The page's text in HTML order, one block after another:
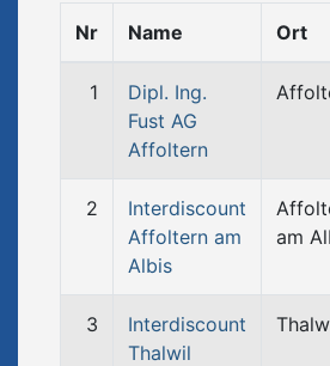
Nr Name Ort
1
Dipl. Ing.
Fust AG
Affoltern
2
Interdiscount
Affoltern am
Albis
am
3
Interdiscount
Thalwil